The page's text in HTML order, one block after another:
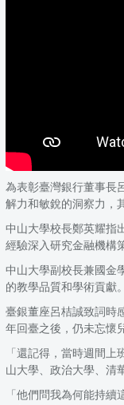
為表彰臺灣銀行董事長
解力和敏銳的洞察力，
中山大學校長鄭英耀指
經驗深入研究金融機構
中山大學副校長兼國金
的教學品質和學術貢獻。
臺銀董座呂桔誠致詞時
年回臺之後，仍未忘懷
「還記得，當時週間
山大學、政治大學、清
「他們問我為何能持